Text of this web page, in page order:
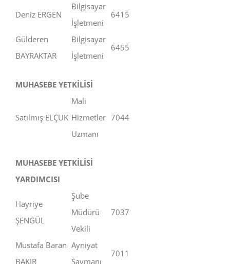
Deniz ERGEN
Bilgisayar
İşletmeni
6415
Gülderen
BAYRAKTAR
Bilgisayar
İşletmeni
6455
MUHASEBE YETKİLİSİ
Satılmış ELÇUK
Mali
Hizmetler
Uzmanı
7044
MUHASEBE YETKİLİSİ
YARDIMCISI
Hayriye
ŞENGÜL
Şube
Müdürü
Vekili
7037
Mustafa Baran
BAKIR
Ayniyat
Saymanı
7011